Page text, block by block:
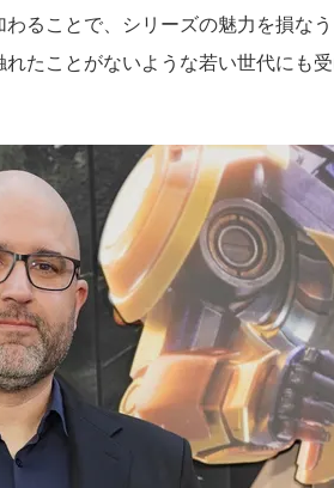
ることで、シリーズの魅力を損な
たことがないような若い世代にも